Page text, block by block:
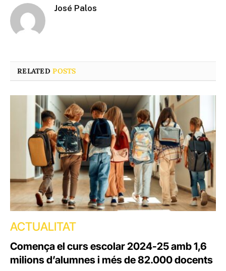
José Palos
RELATEDPOSTS
ACTUALITAT
Comença el curs escolar 2024-25 amb 1,6
milions d’alumnes i més de 82.000 docents